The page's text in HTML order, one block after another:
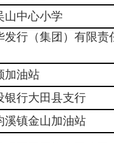
山中心小学
发行（集团）有限责
加油站
银行大田县支行
溪镇金山加油站